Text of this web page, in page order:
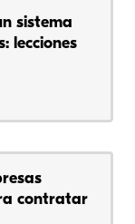
sistema
lecciones
contratar